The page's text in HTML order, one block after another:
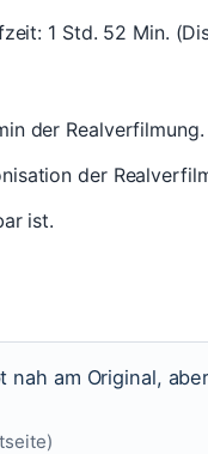
1 Std. 52 Min.
der Realverfilmung.
der
ist.
nah am Original,